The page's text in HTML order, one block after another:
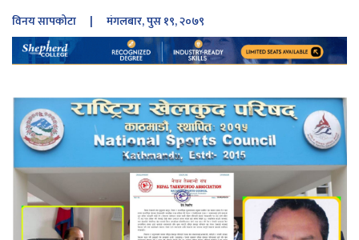
विनय सापकोटा | मंगलबार, पुस १९, २०७९